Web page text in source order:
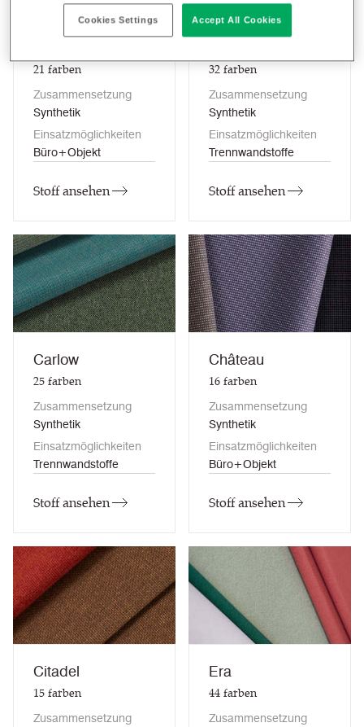
21 farben
Zusammensetzung
Synthetik
Einsatzmöglichkeiten
Büro+Objekt
Stoff ansehen
32farben
Zusammensetzung
Synthetik
Einsatzmöglichkeiten
Trennwandstoffe
Stoff ansehen
Carlow
25farben
Zusammensetzung
Synthetik
Einsatzmöglichkeiten
Trennwandstoffe
Stoff ansehen
Château
16farben
Zusammensetzung
Synthetik
Einsatzmöglichkeiten
Büro+Objekt
Stoff ansehen
Citadel
15farben
Zusammensetzung
Era
44farben
Zusammensetzung
Cookies Settings Accept All Cookies